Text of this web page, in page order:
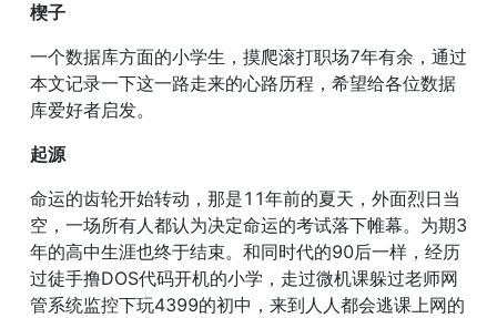
楔子
一个数据库方面的小学生，摸爬滚打职场7年有余，通过
本文记录一下这一路走来的心路历程，希望给各位数据
库爱好者启发。
起源
命运的齿轮开始转动，那是11年前的夏天，外面烈日当
空，一场所有人都认为决定命运的考试落下帷幕。为期3
年的高中生涯也终于结束。和同时代的90后一样，经历
过徒手撸DOS代码开机的小学，走过微机课躲过老师网
管系统监控下玩4399的初中，来到人人都会逃课上网的